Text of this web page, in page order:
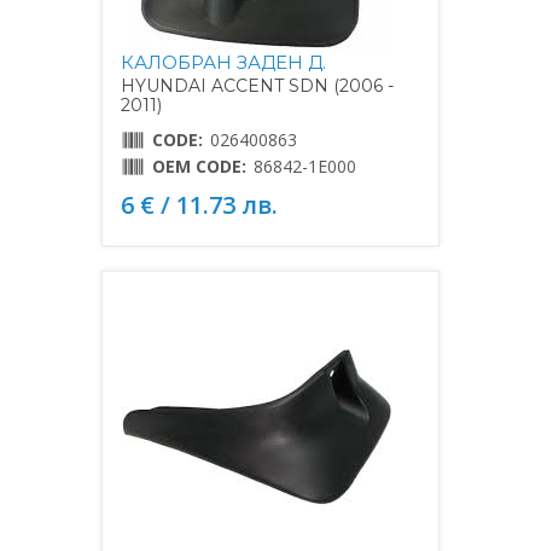
КАЛОБРАН ЗАДЕН Д.
HYUNDAI ACCENT SDN (2006 -
2011)
CODE: 026400863
OEM CODE: 86842-1E000
6 € / 11.73 лв.